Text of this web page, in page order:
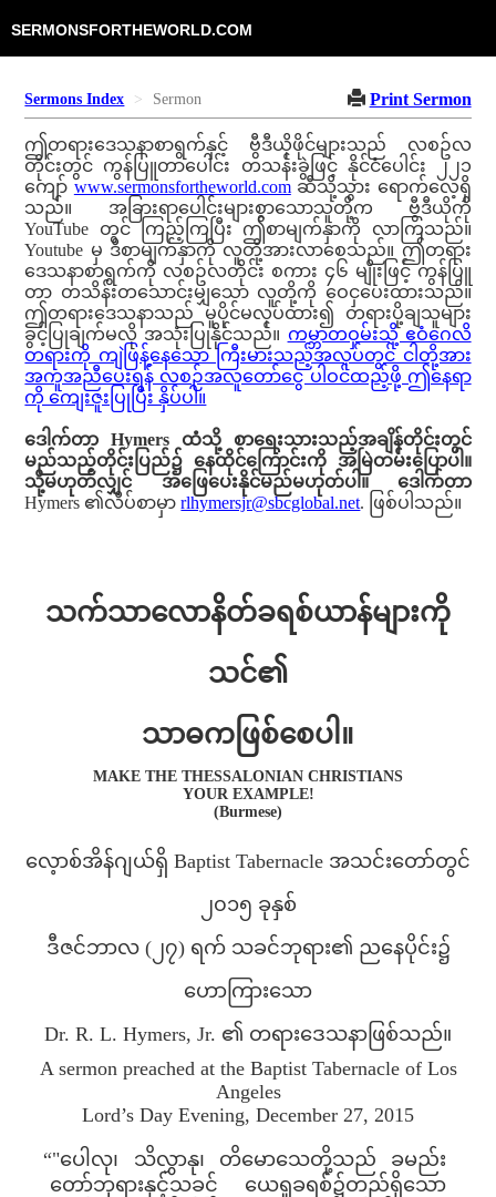
SERMONSFORTHEWORLD.COM
Sermons Index Sermon Print Sermon
ဤတရားဒေသနာစာရွက်နှင့် ဗွီဒီယိုဖိုင်များသည် လစဥ်လ
တိုင်းတွင် ကွန်ပြူတာပေါင်း တသန်းခွဲဖြင့် နိုင်ငံပေါင်း ၂၂၁
ကျော် www.sermonsfortheworld.comဆီသို့သွား ရောက်လေ့ရှိ
သည်။ အခြားရာပေါင်းများစွာသောသူတို့က ဗွီဒီယိုကို
YouTube တွင် ကြည့်ကြပြီး ဤစာမျက်နှာကို လာကြသည်။
Youtube မှ ဒီစာမျက်နှာကို လူတို့အားလာစေသည်။ ဤတရား
ဒေသနာစာရွက်ကို လစဥ်လတိုင်း စကား ၄၆ မျိုးဖြင့် ကွန်ပြူ
တာ တသိန်းတသောင်းမျှသော လူတို့ကို ဝေငှပေးထားသည်။
ဤတရားဒေသနာသည် မူပိုင်မလုပ်ထား၍ တရားပို့ချသူများ
ခွင့်ပြုချက်မလို အသုံးပြုနိုင်သည်။ ကမ္ဘာတဝှမ်းသို့ ဧဝံဂေလိ
တရားကို ကျဲဖြန့်နေသော ကြီးမားသည့်အလုပ်တွင် ငါတို့အား
အကူအညီပေးရန် လစဉ်အလူတော်ငွေ ပါဝင်ထည့်ဖို့ ဤနေရာ
ကို ကျေးဇူးပြုပြီး နှိပ်ပါ။
ဒေါက်တာ Hymers ထံသို့ စာရေးသားသည့်အချိန်တိုင်းတွင်
မည်သည့်တိုင်းပြည်၌ နေထိုင်ကြောင်းကို အမြဲတမ်းပြောပါ။
သို့မဟုတ်လျှင် အဖြေပေးနိုင်မည်မဟုတ်ပါ။ ဒေါက်တာ
Hymers ၏လိပ်စာမှာrlhymersjr@sbcglobal.net. ဖြစ်ပါသည်။
သက်သာလောနိတ်ခရစ်ယာန်များကို
သင်၏
သာဓကဖြစ်စေပါ။
MAKE THE THESSALONIAN CHRISTIANS
YOUR EXAMPLE!
(Burmese)
လေ့ာစ်အိန်ဂျယ်ရှိ Baptist Tabernacle အသင်းတော်တွင်
၂၀၁၅ ခုနှစ်
ဒီဇင်ဘာလ (၂၇) ရက် သခင်ဘုရား၏ ညနေပိုင်း၌
ဟောကြားသော
Dr. R. L. Hymers, Jr. ၏ တရားဒေသနာဖြစ်သည်။
A sermon preached at the Baptist Tabernacle of Los
Angeles
Lord’s Day Evening, December 27, 2015
“"ပေါလု၊ သိလွှာနု၊ တိမောသေတို့သည် ခမည်း
တော်ဘုရားနှင့်သခင် ယေရှုခရစ်၌တည်ရှိသော